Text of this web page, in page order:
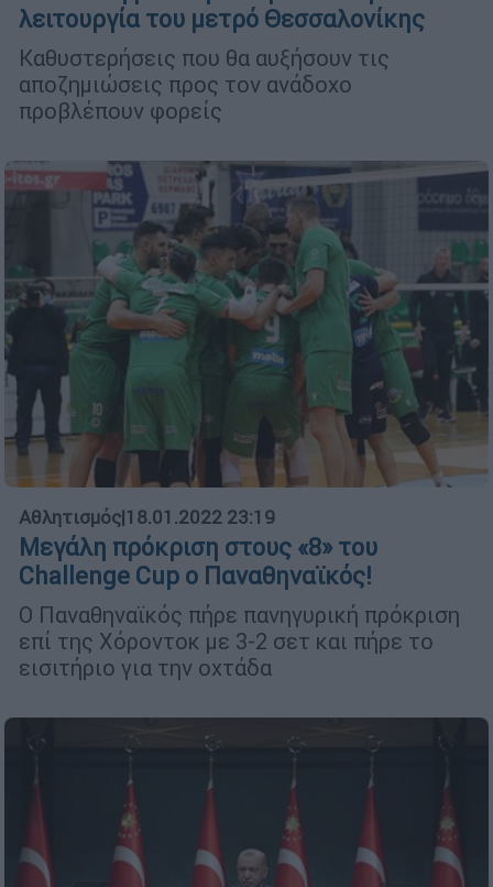
λειτουργία του μετρό Θεσσαλονίκης
Καθυστερήσεις που θα αυξήσουν τις
αποζημιώσεις προς τον ανάδοχο
προβλέπουν φορείς
Αθλητισμός|18.01.2022 23:19
Μεγάλη πρόκριση στους «8» του
Challenge Cup ο Παναθηναϊκός!
O Παναθηναϊκός πήρε πανηγυρική πρόκριση
επί της Χόροντοκ με 3-2 σετ και πήρε το
εισιτήριο για την οχτάδα